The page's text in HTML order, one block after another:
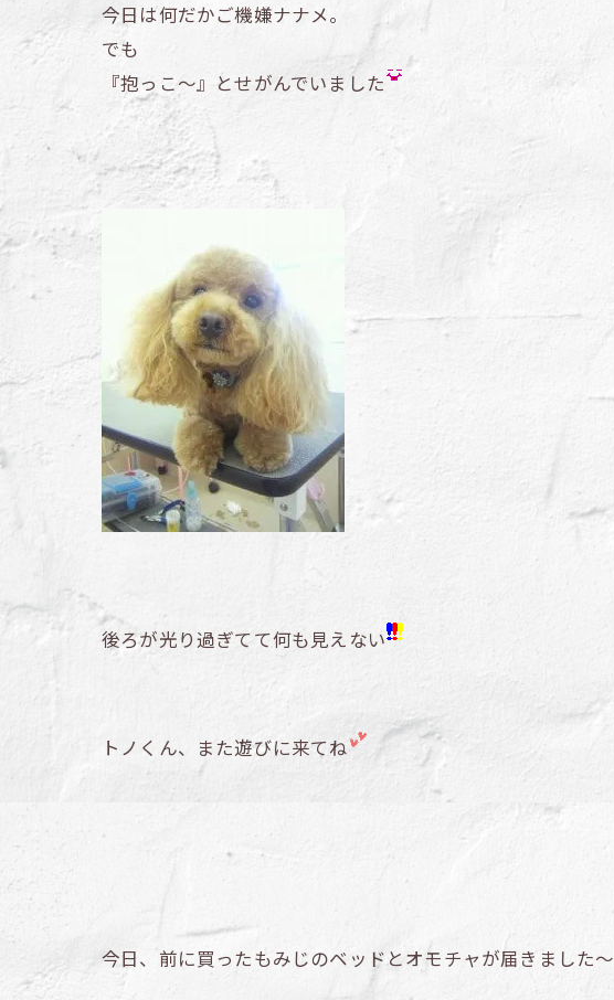
今日は何だかご機嫌ナナメ。
でも
『抱っこ～』とせがんでいました
後ろが光り過ぎてて何も見えない
トノくん、また遊びに来てね
今日、前に買ったもみじのベッドとオモチャが届きました～